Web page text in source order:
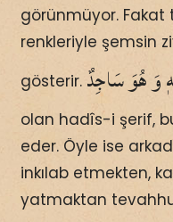
görünmüyor. Fakat
renkleriyle şemsin
gösterir. وَ هُوَ سَاجِدٌ
olan hadîs-i şerif,
eder. Öyle ise
inkılab etmekten,
yatmaktan